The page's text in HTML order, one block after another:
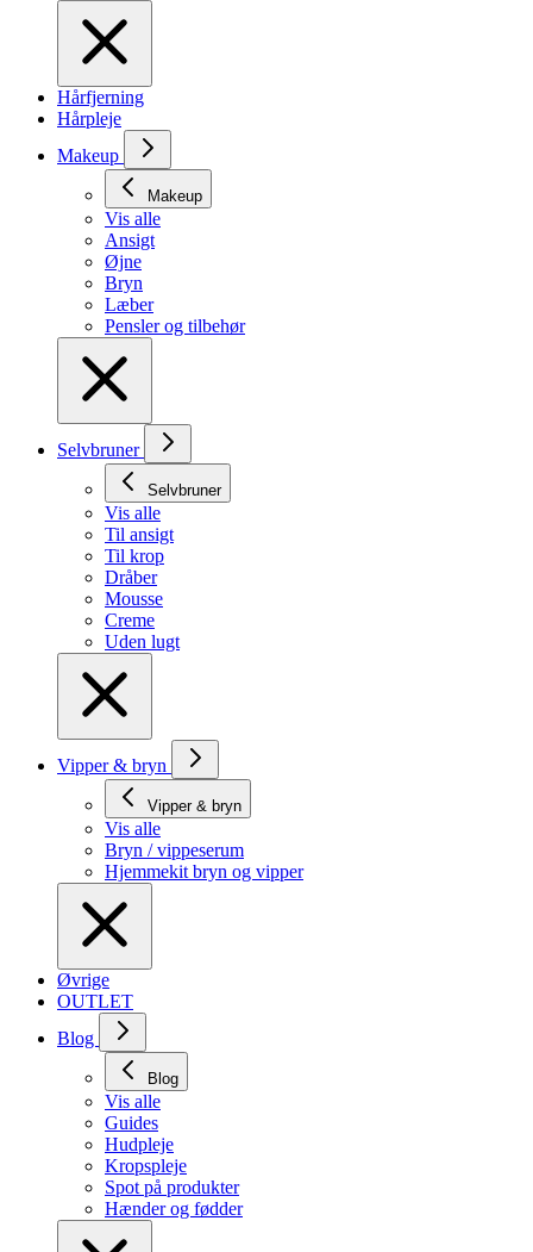
Hårfjerning
Hårpleje
Makeup
Makeup
Vis alle
Ansigt
Øjne
Bryn
Læber
Pensler og tilbehør
Selvbruner
Selvbruner
Vis alle
Til ansigt
Til krop
Dråber
Mousse
Creme
Uden lugt
Vipper & bryn
Vipper & bryn
Vis alle
Bryn / vippeserum
Hjemmekit bryn og vipper
Øvrige
OUTLET
Blog
Blog
Vis alle
Guides
Hudpleje
Kropspleje
Spot på produkter
Hænder og fødder